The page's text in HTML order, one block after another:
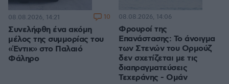
Συνελήφθη ένα ακόμη
μέλος της συμμορίας του
«Έντικ» στο Παλαιό
Φάληρο
08.08.2026, 14:21 10
Φρουροί της
Επανάστασης: Το άνοιγμα
των Στενών του Ορμούζ
δεν σχετίζεται με τις
διαπραγματεύσεις
Τεχεράνης - Ομάν
08.08.2026, 14:06